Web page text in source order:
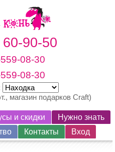
90-50
08-30
08-30
магазин подарков Craft)
и скидки
Нужно знать
Контакты Вход